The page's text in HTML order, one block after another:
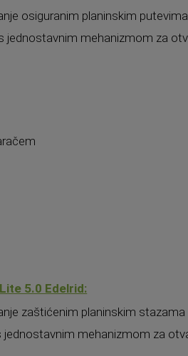
osiguranim planinskim putevima
jednostavnim mehanizmom za
5.0 Edelrid:
zaštićenim planinskim stazama
mehanizmom za